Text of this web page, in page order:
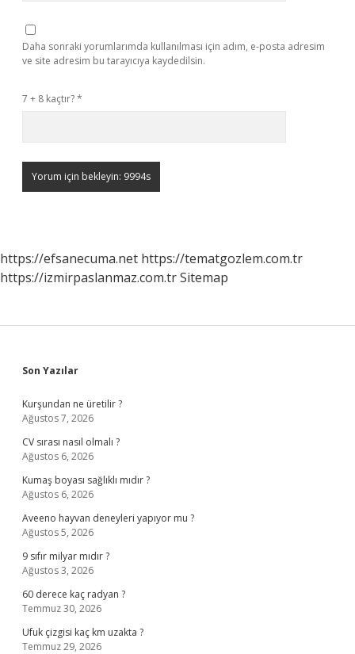
Daha sonraki yorumlarımda kullanılması için adım, e-posta adresim
ve site adresim bu tarayıcıya kaydedilsin.
7 + 8 kaçtır?*
https://efsanecuma.net https://tematgozlem.com.tr
https://izmirpaslanmaz.com.trSitemap
Sidebar
Son Yazılar
Kurşundan ne üretilir ?
Ağustos 7, 2026
CV sırası nasıl olmalı ?
Ağustos 6, 2026
Kumaş boyası sağlıklı mıdır ?
Ağustos 6, 2026
Aveeno hayvan deneyleri yapıyor mu ?
Ağustos 5, 2026
9 sıfır milyar mıdır ?
Ağustos 3, 2026
60 derece kaç radyan ?
Temmuz 30, 2026
Ufuk çizgisi kaç km uzakta ?
Temmuz 29, 2026